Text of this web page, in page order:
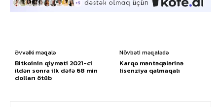
Əvvəlki məqalə
Bitkoinin qiyməti 2021-ci
ildən sonra ilk dəfə 68 min
dolları ötüb
Növbəti məqalədə
Karqo məntəqələrinə
lisenziya qalmaqalı